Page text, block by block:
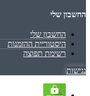
החשבון שלי
החשבון שלי
היסטוריית ההזמנות
רשימת תפוצה
נגישות